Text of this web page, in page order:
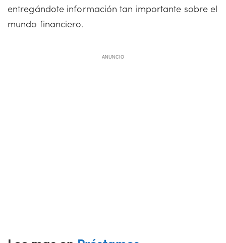
entregándote información tan importante sobre el
mundo financiero.
ANUNCIO